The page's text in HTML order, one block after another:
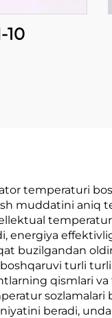
10
temperaturi
muddatini aniq
energiya
buzilgandan
turli
qismlari
sozlamalari
beradi,